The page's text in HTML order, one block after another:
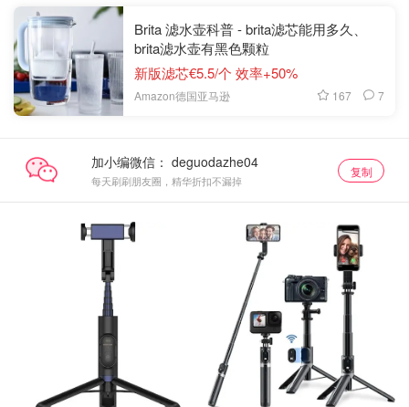
Brita 滤水壶科普 - brita滤芯能用多久、
brita滤水壶有黑色颗粒
新版滤芯€5.5/个 效率+50%
Amazon德国亚马逊 167 7
加小编微信：
每天刷刷朋友圈，精华折扣不漏掉
复制